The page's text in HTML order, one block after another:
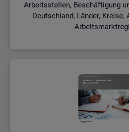
Arbeitsstellen, Beschäftigung
Deutschland, Länder, Kreise,